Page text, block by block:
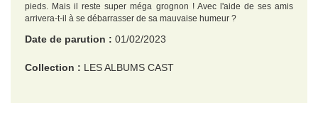
pieds. Mais il reste super méga grognon ! Avec l'aide de ses amis
arrivera-t-il à se débarrasser de sa mauvaise humeur ?
Date de parution : 01/02/2023
Collection : LES ALBUMS CAST